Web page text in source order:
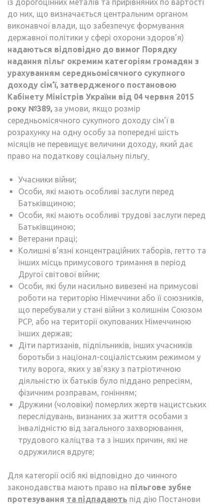
із дорогоцінних металів та прирівняних по вартості
до них, що визначається центральним органом
виконавчої влади, що забезпечує формування
державної політики у сфері охорони здоров’я)
надаються відповідно до вимог Порядку
надання пільг окремим категоріям громадян з
урахуванням середньомісячного сукупного
доходу сім’ї, затвердженого постановою
Кабінету Міністрів України від 04 червня 2015
року №389, за умови, якщо розмір
середньомісячного сукупного доходу сім’ї в
розрахунку на одну особу за попередні шість
місяців не перевищує величини доходу, який дає
право на податкову соціальну пільгу
Учасники війни;
Особи, які мають особливі заслуги перед
Батьківщиною;
Особи, які мають особливі трудові заслуги перед
Батьківщиною;
Ветерани праці;
Колишні в’язні концентраційних таборів, гетто та
інших місць примусового тримання в період
Другої світової війни;
Особи, які були насильно вивезені на примусові
роботи на територію Німеччини або її союзників,
що перебували у стані війни з колишнім Союзом
PCP, або на території окупованих Німеччиною
інших держав;
Діти партизанів, підпільників, інших учасників
боротьби з націонал-соціалістським режимом у
тилу ворога, яких у зв’язку з патріотичною
діяльністю їх батьків було піддано репресіям,
фізичним розправам, гонінням;
Дружини (чоловіки) померлих жертв нацистських
переслідувань, визнаних за життя особами з
інвалідністю від загального захворювання,
трудового каліцтва та з інших причин, які не
одружилися вдруге;
Для категорії осіб які відповідно до чинного
законодавства мають право на пільгове зубне
протезування та підпадають під дію Постанови